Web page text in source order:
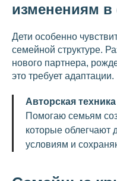
изменениям в
Дети особенно
семейной структуре.
нового партнера,
это требует адаптации.
Авторская
Помогаю семьям
которые облегчают
условиям и